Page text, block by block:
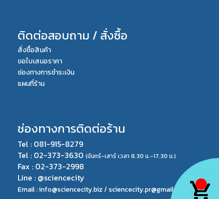
ติดต่อสอบถาม / สั่งซื้อ
สั่งซื้อสินค้า
ขอใบเสนอราคา
ช่องทางการชำระเงิน
แผนที่ร้าน
ช่องทางการติดต่อร้าน
Tel : 081-915-8279
Tel : 02-373-3630 (จันทร์-เสาร์ เวลา 8.30 น.-17.30 น.)
Fax : 02-373-2998
Line : @sciencecity
Email : info@sciencecity.biz /sciencecity.pr@gmail.com